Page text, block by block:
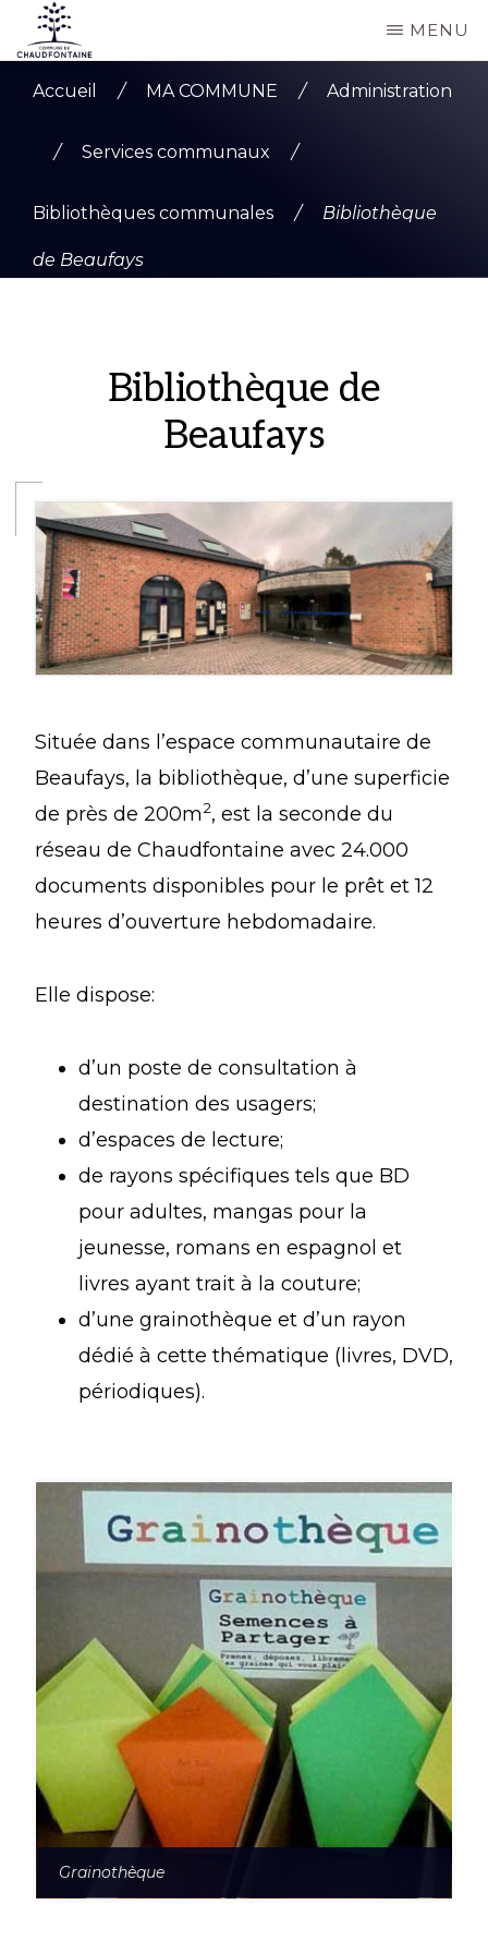
Passer
au
contenu
commune
MENU
Accueil / MA COMMUNE / Administration
/ Services communaux /
Bibliothèques communales / Bibliothèque
de Beaufays
Bibliothèque de
Beaufays
Située dans l’espace communautaire de
Beaufays, la bibliothèque, d’une superficie
de près de 200m2, est la seconde du
réseau de Chaudfontaine avec 24.000
documents disponibles pour le prêt et 12
heures d’ouverture hebdomadaire.
Elle dispose:
d’un poste de consultation à
destination des usagers;
d’espaces de lecture;
de rayons spécifiques tels que BD
pour adultes, mangas pour la
jeunesse, romans en espagnol et
livres ayant trait à la couture;
d’une grainothèque et d’un rayon
dédié à cette thématique (livres, DVD,
périodiques).
Grainothèque